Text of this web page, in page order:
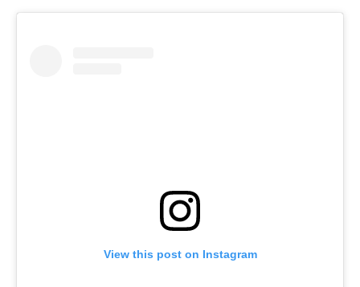
View this post on Instagram